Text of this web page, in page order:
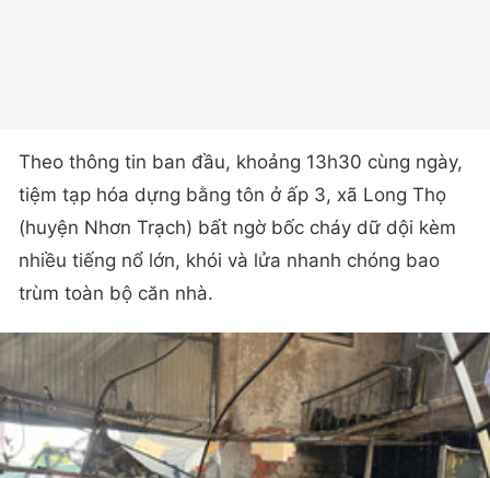
Theo thông tin ban đầu, khoảng 13h30 cùng ngày,
tiệm tạp hóa dựng bằng tôn ở ấp 3, xã Long Thọ
(huyện Nhơn Trạch) bất ngờ bốc cháy dữ dội kèm
nhiều tiếng nổ lớn, khói và lửa nhanh chóng bao
trùm toàn bộ căn nhà.